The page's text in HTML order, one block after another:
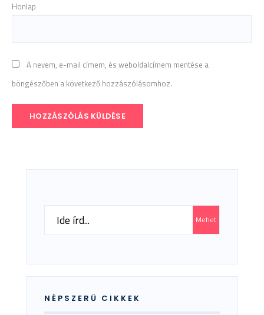
Honlap
A nevem, e-mail címem, és weboldalcímem mentése a
böngészőben a következő hozzászólásomhoz.
Search
Mehet
NÉPSZERŰ CIKKEK